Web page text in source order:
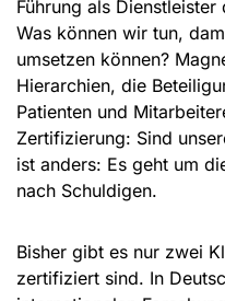
Führung als
Was können wir tun,
umsetzen können?
Hierarchien, die
Patienten und
Zertifizierung: Sind
ist anders: Es geht um
nach Schuldigen.
Bisher gibt es nur zwei
zertifiziert sind. In